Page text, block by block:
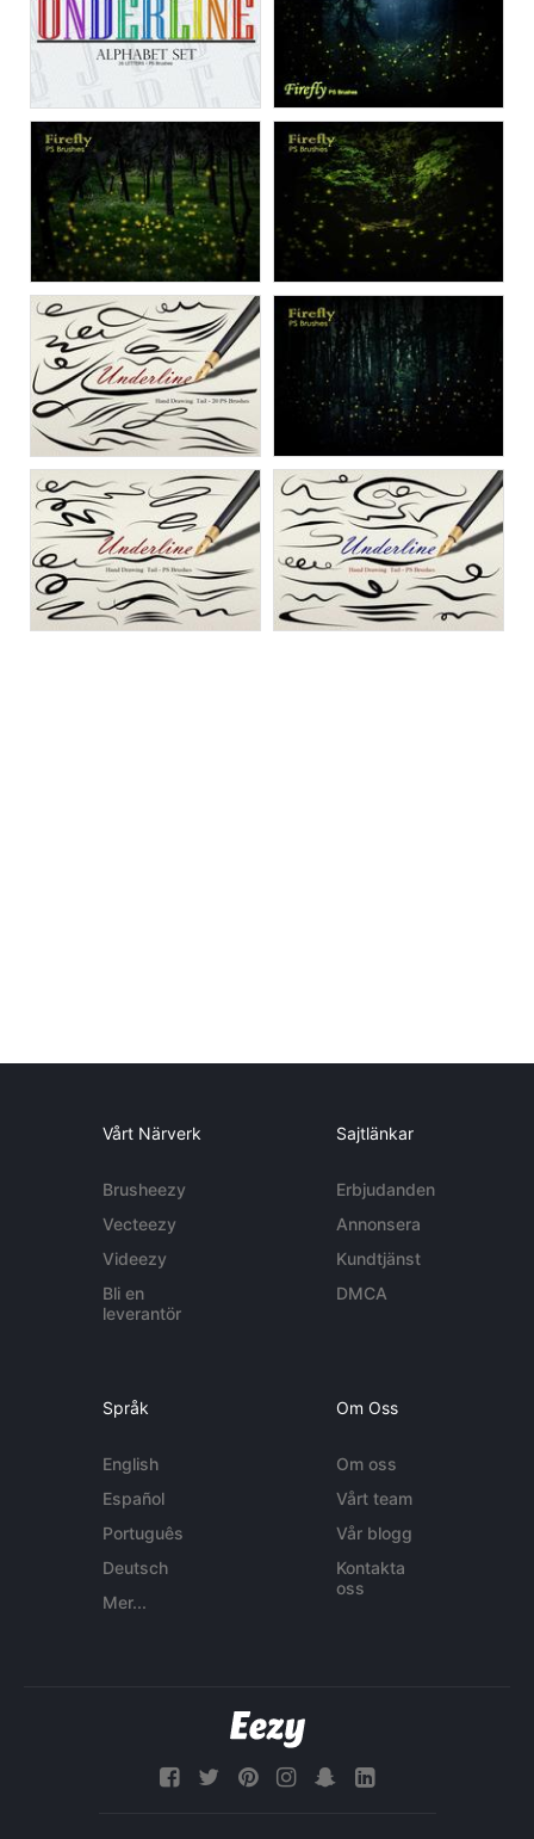
Vårt Närverk
Brusheezy
Vecteezy
Videezy
Bli en
leverantör
Sajtlänkar
Erbjudanden
Annonsera
Kundtjänst
DMCA
Språk
English
Español
Português
Deutsch
Mer...
Om Oss
Om oss
Vårt team
Vår blogg
Kontakta
oss